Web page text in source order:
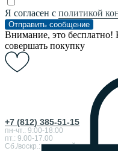
+7 (812) 385-51-15
пн-чт.: 9:00-18:00
пт.: 9.00-17.00
Сб./воскр.: выходной
Я согласен с политикой
Отправить сообщение
Внимание, это бесплатно!
совершать покупку